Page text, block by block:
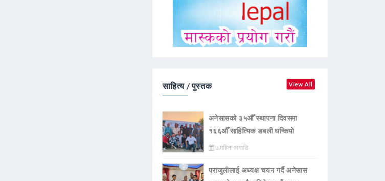
साहित्य / पुस्तक View All
अनेसासको ३५औँ स्थापना दिवसमा
१६६औँ साहित्यिक डबली घन्कियाे
७ महिना अगाडि
पराजुलीलाई अध्यक्ष चयन गर्दै अनेसास